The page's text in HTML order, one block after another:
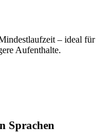
– ideal für
Aufenthalte.
Sprachen